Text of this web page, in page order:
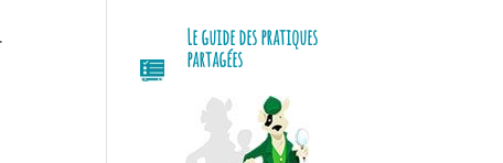
Le guide des pratiques
partagées